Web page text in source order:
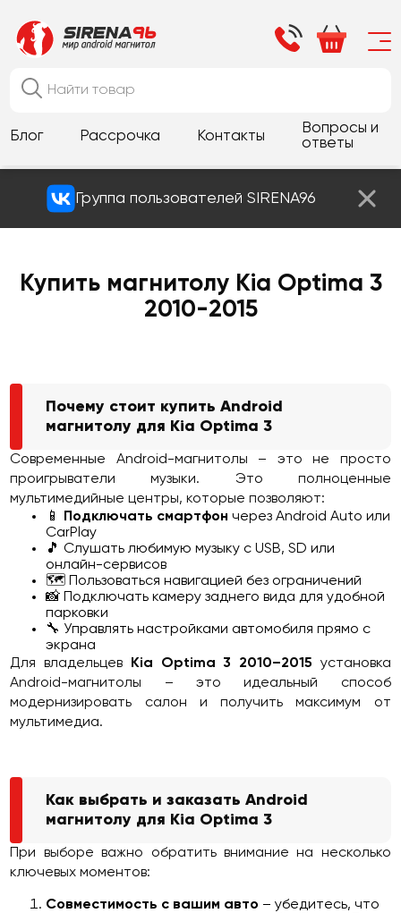
Блог Рассрочка Контакты
Вопросы и
ответы
Группа пользователей SIRENA96
Купить магнитолу Kia Optima 3
2010-2015
Почему стоит купить Android
магнитолу для Kia Optima 3
Современные Android-магнитолы – это не просто
проигрыватели музыки. Это полноценные
мультимедийные центры, которые позволяют:
📱
Подключать смартфон через Android Auto или
CarPlay
🎵 Слушать любимую музыку с USB, SD или
онлайн-сервисов
🗺️ Пользоваться навигацией без ограничений
📸 Подключать камеру заднего вида для удобной
парковки
🔧 Управлять настройками автомобиля прямо с
экрана
Для владельцев
Kia Optima 3 2010–2015 установка
Android-магнитолы – это идеальный способ
модернизировать салон и получить максимум от
мультимедиа.
Как выбрать и заказать Android
магнитолу для Kia Optima 3
При выборе важно обратить внимание на несколько
ключевых моментов:
Совместимость с вашим авто – убедитесь, что